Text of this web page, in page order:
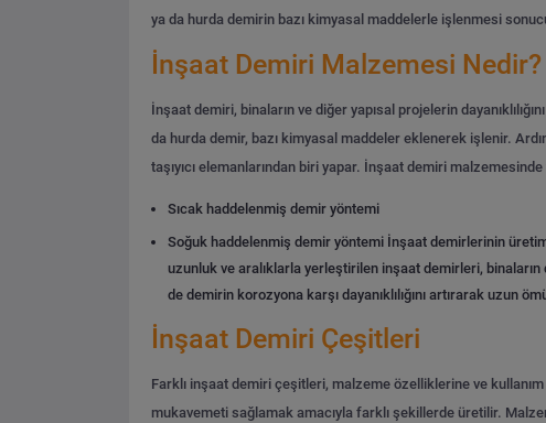
ya da hurda demirin bazı kimyasal maddelerle işlenmesi
İnşaat Demiri Malzemesi Nedir?
İnşaat demiri, binaların ve diğer yapısal projelerin
da hurda demir, bazı kimyasal maddeler eklenerek işlenir.
taşıyıcı elemanlarından biri yapar. İnşaat demiri
Sıcak haddelenmiş demir yöntemi
Soğuk haddelenmiş demir yöntemi İnşaat demirlerinin
uzunluk ve aralıklarla yerleştirilen inşaat demirleri, binaların
de demirin korozyona karşı dayanıklılığını artırarak uzun
İnşaat Demiri Çeşitleri
Farklı inşaat demiri çeşitleri, malzeme özelliklerine ve kullanım
mukavemeti sağlamak amacıyla farklı şekillerde üretilir.